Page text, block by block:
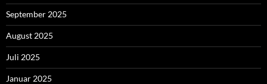
September 2025
August 2025
Juli 2025
Januar 2025